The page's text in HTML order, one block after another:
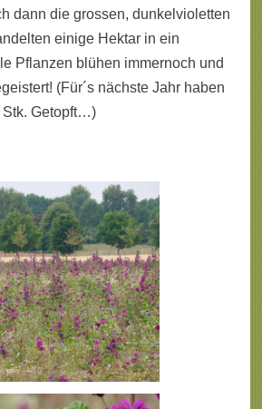
dann die grossen, dunkelvioletten
einige Hektar in ein
Pflanzen blühen immernoch und
(Für´s nächste Jahr haben
Stk. Getopft…)